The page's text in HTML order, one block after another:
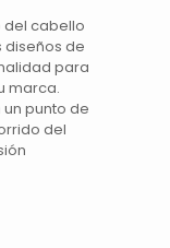
cabello
diseños de
para
marca.
punto de
del